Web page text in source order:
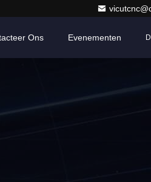
Ons Evenementen